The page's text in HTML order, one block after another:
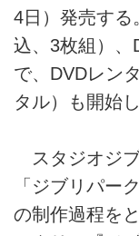
4日）発売する
込、3枚組）、
で、DVDレン
タル）も開始し
スタジオジ
「ジブリパー
の制作過程を